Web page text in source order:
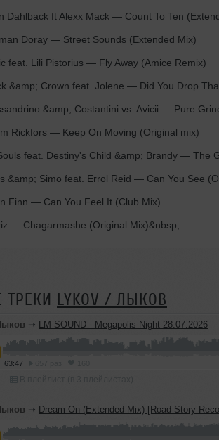
Dahlback ft Alexx Mack — Count To Ten
Doray — Street Sounds (Extended Mix)
feat. Lili Pistorius — Fly Away (Amice Remix)
&amp; Crown feat. Jolene — Did You Drop
&amp; Costantini vs. Avicii — Pure
Rickfors — Keep On Moving (Original mix)
feat. Destiny's Child &amp; Brandy — The
&amp; Simo feat. Errol Reid — Can You See
Finn — Can You Feel It (Club Mix)
— Chagarmashe (Original Mix)&nbsp;
ТРЕКИ LYKOV / ЛЫКОВ
➝ LM SOUND - Megapolis Night 28.07.2026
63:47
➝ Dream On (Extended Mix) [Road Story